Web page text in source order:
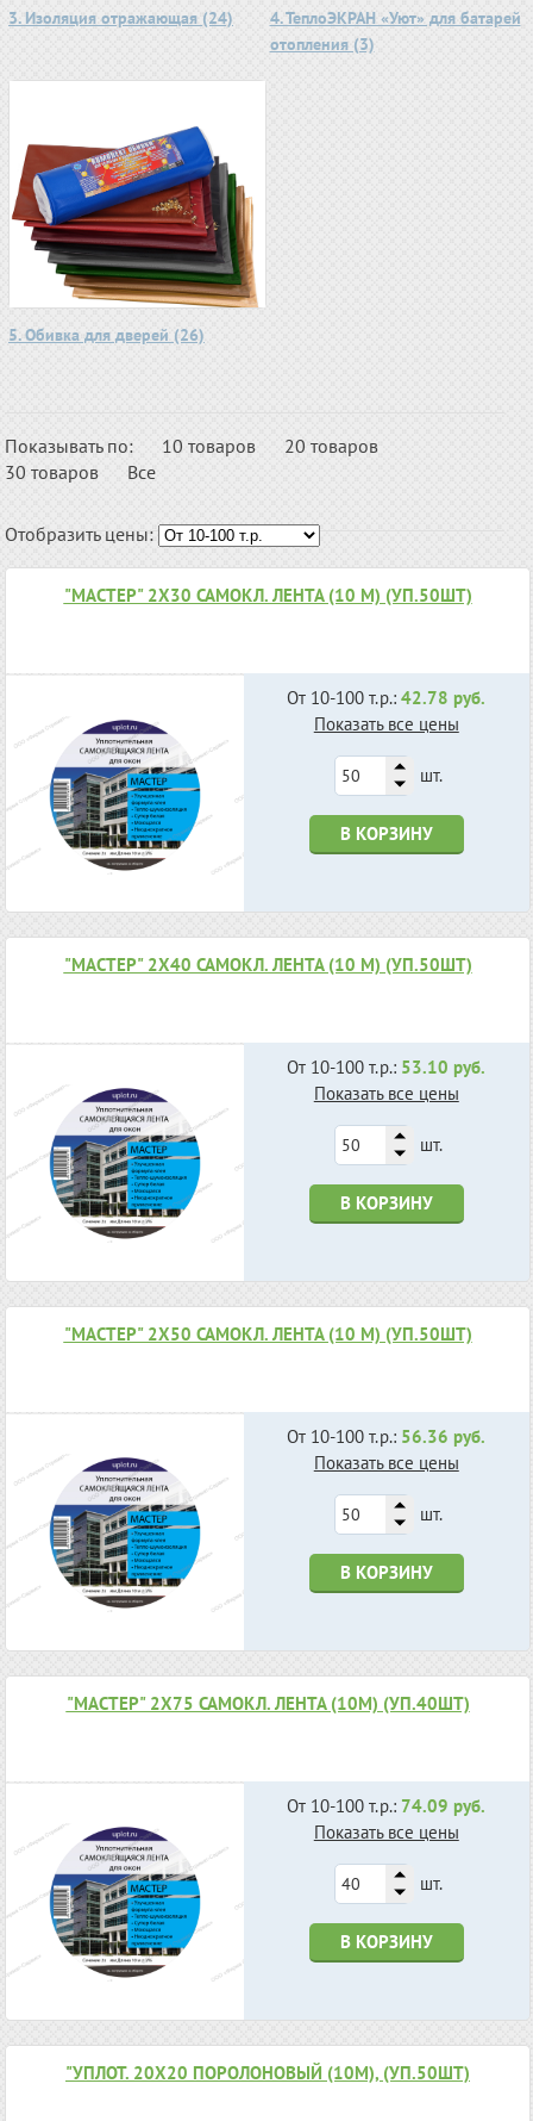
3. Изоляция отражающая (24)
4. ТеплоЭКРАН «Уют» для батарей
отопления (3)
5. Обивка для дверей (26)
Показывать по: 10 товаров
20 товаров
30 товаров
Все
Отобразить цены:
"МАСТЕР" 2Х30 САМОКЛ. ЛЕНТА (10 М) (УП.50ШТ)
От 10-100 т.р.:42.78 руб.
Показать все цены
шт.
В КОРЗИНУ
"МАСТЕР" 2Х40 САМОКЛ. ЛЕНТА (10 М) (УП.50ШТ)
От 10-100 т.р.: 53.10 руб.
Показать все цены
шт.
В КОРЗИНУ
"МАСТЕР" 2Х50 САМОКЛ. ЛЕНТА (10 М) (УП.50ШТ)
От 10-100 т.р.: 56.36 руб.
Показать все цены
шт.
В КОРЗИНУ
"МАСТЕР" 2Х75 САМОКЛ. ЛЕНТА (10М) (УП.40ШТ)
От 10-100 т.р.: 74.09 руб.
Показать все цены
шт.
В КОРЗИНУ
"УПЛОТ. 20Х20 ПОРОЛОНОВЫЙ (10М), (УП.50ШТ)